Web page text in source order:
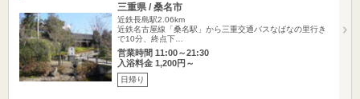
三重県 / 桑名市
近鉄長島駅2.06km
近鉄名古屋線「桑名駅」から三重交通バスなばなの里行き
で10分、終点下…
営業時間 11:00～21:30
入浴料金 1,200円～
日帰り